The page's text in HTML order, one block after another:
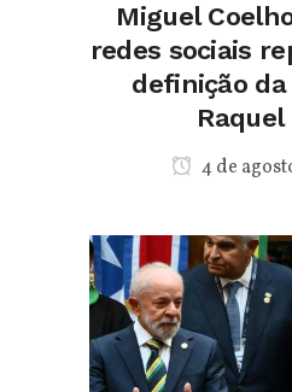
Miguel
redes sociais
definição
Raquel
4 de